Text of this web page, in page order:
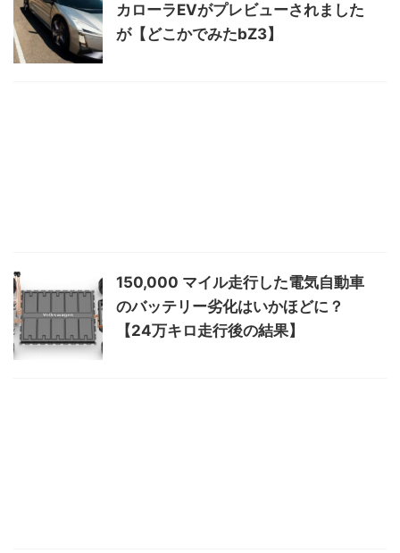
カローラEVがプレビューされました
が【どこかでみたbZ3】
150,000 マイル走行した電気自動車
のバッテリー劣化はいかほどに？
【24万キロ走行後の結果】